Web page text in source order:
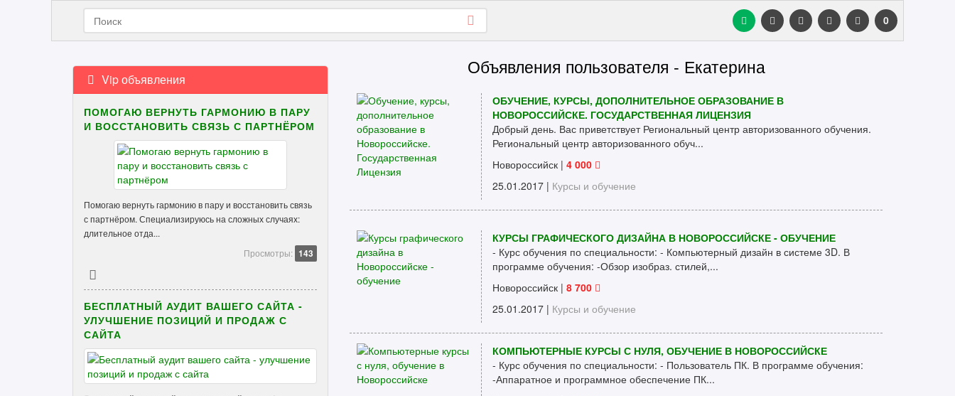
0
Объявления пользователя - Екатерина
ОБУЧЕНИЕ, КУРСЫ, ДОПОЛНИТЕЛЬНОЕ ОБРАЗОВАНИЕ В
НОВОРОССИЙСКЕ. ГОСУДАРСТВЕННАЯ ЛИЦЕНЗИЯ
Добрый день. Вас приветствует Региональный центр авторизованного обучения.
Региональный центр авторизованного обуч...
Новороссийск | 4 000
25.01.2017 | Курсы и обучение
КУРСЫ ГРАФИЧЕСКОГО ДИЗАЙНА В НОВОРОССИЙСКЕ - ОБУЧЕНИЕ
- Курс обучения по специальности: - Компьютерный дизайн в системе 3D. В
программе обучения: -Обзор изобраз. стилей,...
Новороссийск | 8 700
25.01.2017 | Курсы и обучение
КОМПЬЮТЕРНЫЕ КУРСЫ С НУЛЯ, ОБУЧЕНИЕ В НОВОРОССИЙСКЕ
- Курс обучения по специальности: - Пользователь ПК. В программе обучения:
-Аппаратное и программное обеспечение ПК...
Vip объявления
ПОМОГАЮ ВЕРНУТЬ ГАРМОНИЮ В ПАРУ
И ВОССТАНОВИТЬ СВЯЗЬ С ПАРТНЁРОМ
Помогаю вернуть гармонию в пару и восстановить связь
с партнёром. Специализируюсь на сложных случаях:
длительное отда...
Просмотры: 143
БЕСПЛАТНЫЙ АУДИТ ВАШЕГО САЙТА -
УЛУЧШЕНИЕ ПОЗИЦИЙ И ПРОДАЖ С
САЙТА